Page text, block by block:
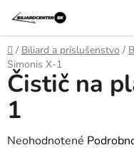
obsah
Domov
/ Biliard a príslušenstvo /
Simonis X-1
Čistič na
1
Priemerné
Neohodnotené